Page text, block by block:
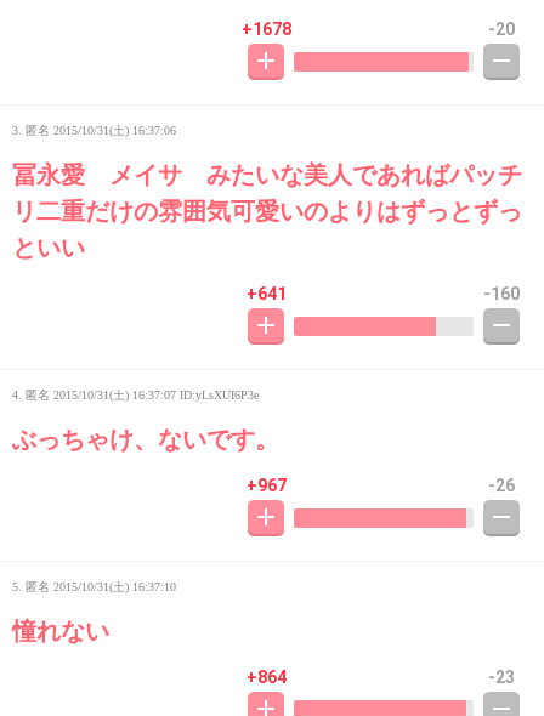
+1678 -20
3. 匿名 2015/10/31(土) 16:37:06
冨永愛 メイサ みたいな美人であればパッチ
リ二重だけの雰囲気可愛いのよりはずっとずっ
といい
+641 -160
4. 匿名 2015/10/31(土) 16:37:07 ID:yLsXUI6P3e
ぶっちゃけ、ないです。
+967 -26
5. 匿名 2015/10/31(土) 16:37:10
憧れない
+864 -23